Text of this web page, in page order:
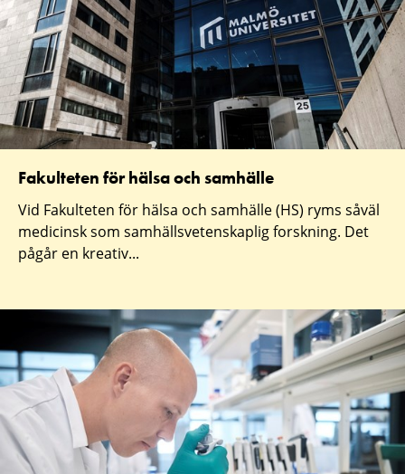
Fakulteten för hälsa och samhälle
Vid Fakulteten för hälsa och samhälle (HS) ryms såväl
medicinsk som samhällsvetenskaplig forskning. Det
pågår en kreativ...